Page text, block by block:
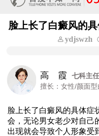
脸上长了白癜风的
ydjswzh
高 霞
七科主任
擅长：女性/颜面
脸上长了白癜风的具体症
会，无论男女老少对自己
出现就会导致个人形象受